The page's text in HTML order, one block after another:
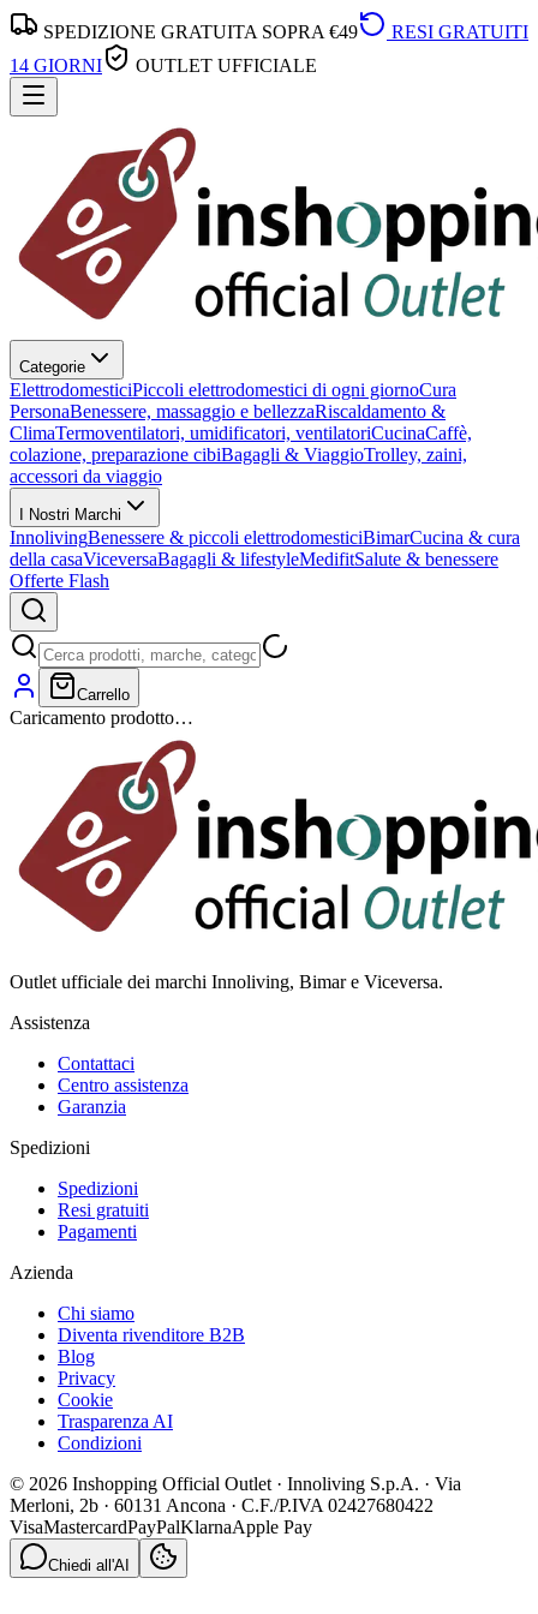
SPEDIZIONE GRATUITA SOPRA €49
RESI GRATUITI
14 GIORNI
OUTLET UFFICIALE
Categorie
ElettrodomesticiPiccoli elettrodomestici di ogni giornoCura
PersonaBenessere, massaggio e bellezzaRiscaldamento &
ClimaTermoventilatori, umidificatori, ventilatoriCucinaCaffè,
colazione, preparazione cibiBagagli & ViaggioTrolley, zaini,
accessori da viaggio
I Nostri Marchi
InnolivingBenessere & piccoli elettrodomesticiBimarCucina & cura
della casaViceversaBagagli & lifestyleMedifitSalute & benessere
Offerte Flash
Carrello
Caricamento prodotto…
Outlet ufficiale dei marchi Innoliving, Bimar e Viceversa.
Assistenza
Contattaci
Centro assistenza
Garanzia
Spedizioni
Spedizioni
Resi gratuiti
Pagamenti
Azienda
Chi siamo
Diventa rivenditore B2B
Blog
Privacy
Cookie
Trasparenza AI
Condizioni
© 2026 Inshopping Official Outlet · Innoliving S.p.A. · Via
Merloni, 2b · 60131 Ancona · C.F./P.IVA 02427680422
VisaMastercardPayPalKlarnaApple Pay
Chiedi all'AI